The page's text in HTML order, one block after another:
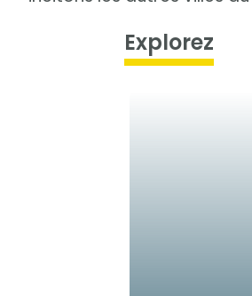
Explorez